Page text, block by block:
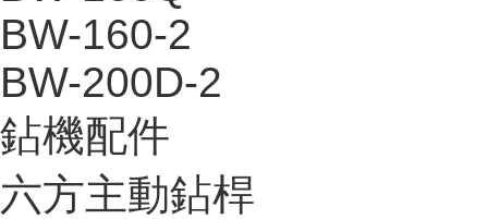
BW-160-2
BW-200D-2
鉆機配件
六方主動鉆桿